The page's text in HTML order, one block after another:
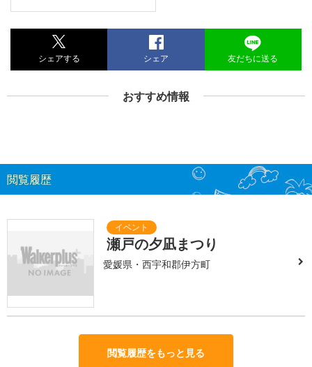
シェアする シェア 友だちに送る
おすすめ情報
閲覧履歴
瀬戸の夕凪まつり
愛媛県・西宇和郡伊方町
閲覧履歴をもっと見る